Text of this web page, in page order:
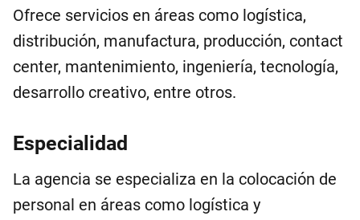
Ofrece servicios en áreas como logística,
distribución, manufactura, producción, contact
center, mantenimiento, ingeniería, tecnología,
desarrollo creativo, entre otros.
Especialidad
La agencia se especializa en la colocación de
personal en áreas como logística y